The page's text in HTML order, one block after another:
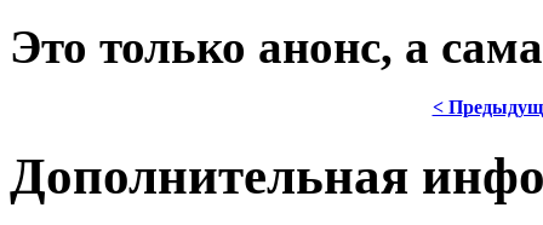
Это только анонс, а
<
Дополнительная